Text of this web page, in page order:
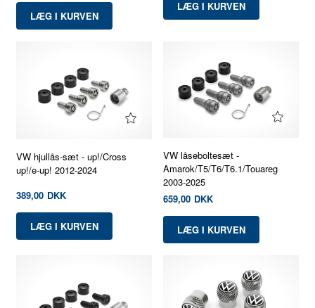
VW hjullås-sæt - up!/Cross
up!/e-up! 2012-2024
389,00 DKK
VW låseboltesæt -
Amarok/T5/T6/T6.1/Touareg
2003-2025
659,00 DKK